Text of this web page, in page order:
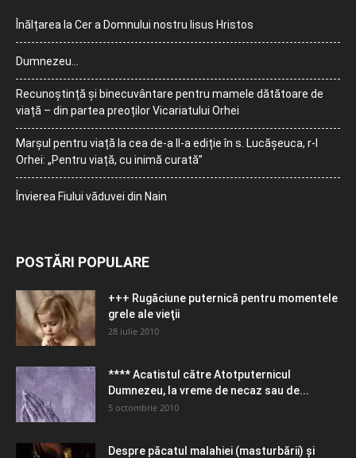
Înălțarea la Cer a Domnului nostru Iisus Hristos
Dumnezeu…
Recunoștință și binecuvântare pentru mamele dătătoare de
viață – din partea preoților Vicariatului Orhei
Marșul pentru viață la cea de-a II-a ediție în s. Lucășeuca, r-l
Orhei: „Pentru viață, cu inimă curată”
Învierea Fiului văduvei din Nain
POSTĂRI POPULARE
+++ Rugăciune puternică pentru momentele
grele ale vieţii
28 iulie 2010
**** Acatistul către Atotputernicul
Dumnezeu, la vreme de necaz sau de...
5 octombrie 2010
Despre păcatul malahiei (masturbării) şi